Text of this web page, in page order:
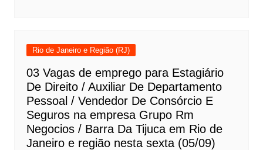
Rio de Janeiro e Região (RJ)
03 Vagas de emprego para Estagiário
De Direito / Auxiliar De Departamento
Pessoal / Vendedor De Consórcio E
Seguros na empresa Grupo Rm
Negocios / Barra Da Tijuca em Rio de
Janeiro e região nesta sexta (05/09)